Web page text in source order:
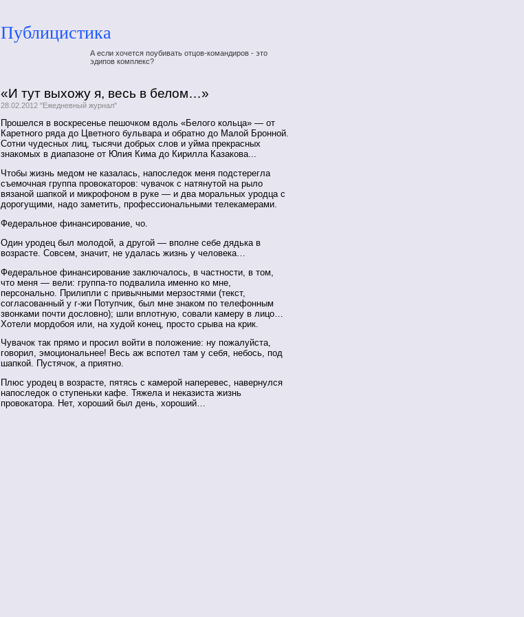
Публицистика
А если хочется поубивать отцов-командиров - это
эдипов комплекс?
«И тут выхожу я, весь в белом…»
28.02.2012 "Ежедневный журнал"
Прошелся в воскресенье пешочком вдоль «Белого кольца» — от
Каретного ряда до Цветного бульвара и обратно до Малой Бронной.
Сотни чудесных лиц, тысячи добрых слов и уйма прекрасных
знакомых в диапазоне от Юлия Кима до Кирилла Казакова...
Чтобы жизнь медом не казалась, напоследок меня подстерегла
съемочная группа провокаторов: чувачок с натянутой на рыло
вязаной шапкой и микрофоном в руке — и два моральных уродца с
дорогущими, надо заметить, профессиональными телекамерами.
Федеральное финансирование, чо.
Один уродец был молодой, а другой — вполне себе дядька в
возрасте. Совсем, значит, не удалась жизнь у человека…
Федеральное финансирование заключалось, в частности, в том,
что меня — вели: группа-то подвалила именно ко мне,
персонально. Прилипли с привычными мерзостями (текст,
согласованный у г-жи Потупчик, был мне знаком по телефонным
звонками почти дословно); шли вплотную, совали камеру в лицо…
Хотели мордобоя или, на худой конец, просто срыва на крик.
Чувачок так прямо и просил войти в положение: ну пожалуйста,
говорил, эмоциональнее! Весь аж вспотел там у себя, небось, под
шапкой. Пустячок, а приятно.
Плюс уродец в возрасте, пятясь с камерой наперевес, навернулся
напоследок о ступеньки кафе. Тяжела и неказиста жизнь
провокатора. Нет, хороший был день, хороший…